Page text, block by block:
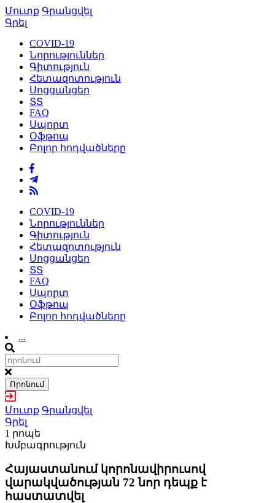
Մուտք Գրանցվել
Գրել
COVID-19
Նորություններ
Գիտություն
Հետազոտություն
Սոցցանցեր
ՏՏ
FAQ
Սպորտ
Օֆթոպ
Բոլոր հոդվածները
COVID-19
Նորություններ
Գիտություն
Հետազոտություն
Սոցցանցեր
ՏՏ
FAQ
Սպորտ
Օֆթոպ
Բոլոր հոդվածները
...
Որոնում
Մուտք Գրանցվել
Գրել
1 րոպե
Խմբագրություն
Հայաստանում կորոնավիրուսով
վարակվածության 72 նոր դեպք է
հաստատվել